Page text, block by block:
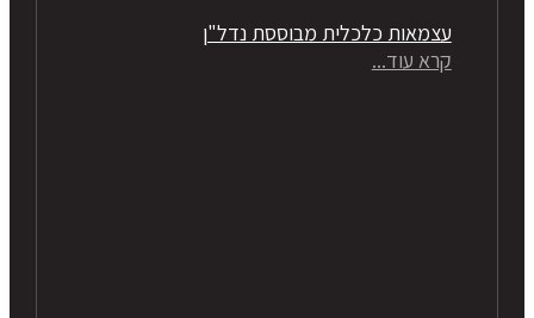
עצמאות כלכלית מבוססת נדל"ן
קרא עוד...